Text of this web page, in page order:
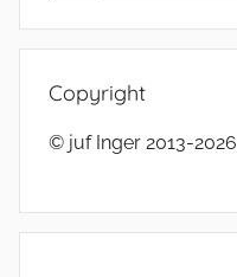
Copyright
© juf Inger 2013-2026